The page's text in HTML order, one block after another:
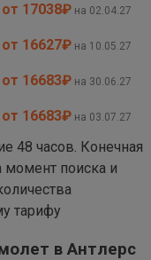
от 17038₽ на 02.04.27
от 16627₽ на 10.05.27
от 16683₽ на 30.06.27
от 16683₽ на 03.07.27
48 часов. Конечная
момент поиска и
тарифу
в Антлерс